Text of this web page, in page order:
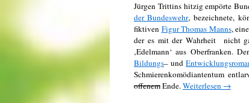
Jürgen Trittins hitzig empörte
der Bundeswehr‚ bezeichnete,
fiktiven Figur Thomas Manns,
der es mit der Wahrheit nicht
‚Edelmann‘ aus Oberfranken.
Bildungs– und
Schmierenkomödiantentum
offenemEnde.Weiterlesen →